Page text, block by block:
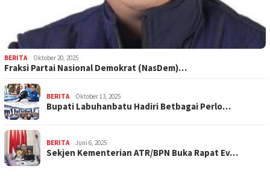
BERITA Oktober 20, 2025
Fraksi Partai Nasional Demokrat (NasDem)…
BERITA Oktober 13, 2025
Bupati Labuhanbatu Hadiri Betbagai Perlo…
BERITA Juni 6, 2025
Sekjen Kementerian ATR/BPN Buka Rapat Ev…